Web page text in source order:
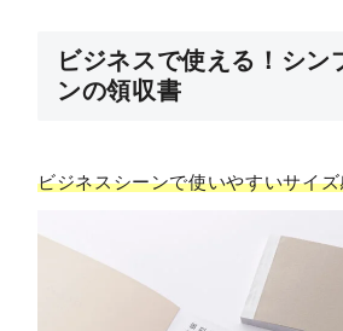
ビジネスで使える！シン
ンの領収書
ビジネスシーンで使いやすいサイ